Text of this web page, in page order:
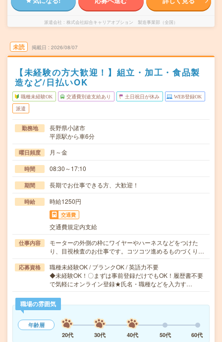
派遣会社 株式会社綜合キャリアオプション 製造事業部（全国）
未読 掲載日 2026/08/07
【未経験の方大歓迎！】組立・加工・食品製
造など/日払いOK
職種未経験OK 交通費別途支給あり 土日祝日が休み WEB登録OK
派遣
勤務地
長野県小諸市
平原駅から車6分
曜日頻度 月～金
時間 08:30～17:10
期間 長期でお仕事できる方、大歓迎！
時給 時給1250円
交通費
交通費規定内支給
仕事内容
モーターの外側の枠にワイヤーやハーネスなどをつけた
り、目視検査のお仕事です。コツコツ進めるものづくり…
応募資格
職種未経験OK / ブランクOK / 英語力不要
◆未経験OK！〇まずは事前登録だけでもOK！履歴書不要
で気軽にオンライン登録★氏名・職種などを入力す…
職場の雰囲気
年齢層
20代
30代 40代 50代 60代